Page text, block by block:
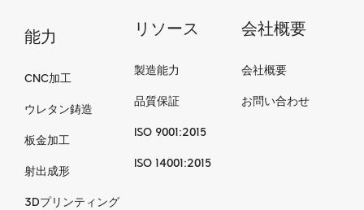
能力
CNC加工
ウレタン鋳造
板金加工
射出成形
3Dプリンティング
リソース
製造能力
品質保証
ISO 9001:2015
ISO 14001:2015
会社概要
会社概要
お問い合わせ